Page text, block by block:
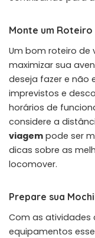
Monte um Roteiro
Um bom roteiro de
maximizar sua
deseja fazer e não
imprevistos e
horários de
considere a
viagem pode ser
dicas sobre as
locomover.
Prepare sua
Com as atividades
equipamentos